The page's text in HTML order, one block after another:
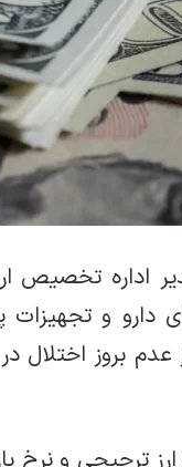
تخصیص ارز
برای دارو و
بروز اختلال
ارز ترجیحی و نرخ